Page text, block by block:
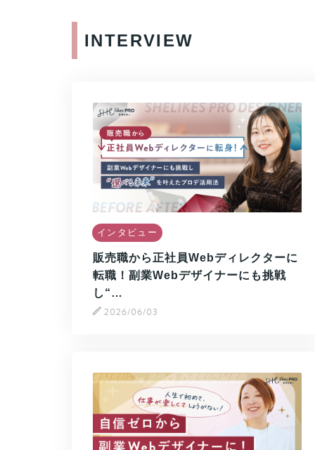
INTERVIEW
インタビュー
販売職から正社員Webディレクターに
転職！副業Webデザイナーにも挑戦
し“…
2026/06/03